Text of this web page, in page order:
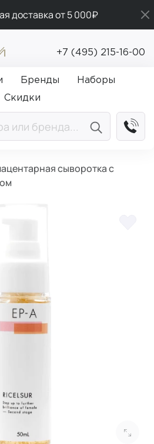
доставка от 5 000₽
ПРИВЕТ
заказ от 5 000₽
+7 (495) 215-16-00
Бренды
Наборы
Скидки
сыворотка с